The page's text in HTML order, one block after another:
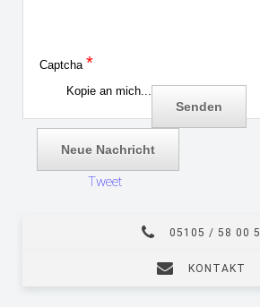
Captcha *
Kopie an mich...
Tweet
05105 / 58 00 5
KONTAKT